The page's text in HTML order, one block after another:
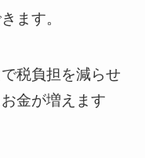
ます。
税負担を減らせ
金が増えます